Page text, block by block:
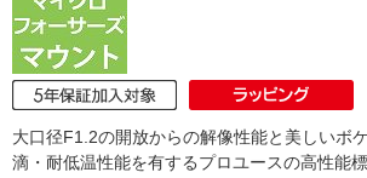
大口径F1.2の開放からの解像性能と美しいボ
滴・耐低温性能を有するプロユースの高性